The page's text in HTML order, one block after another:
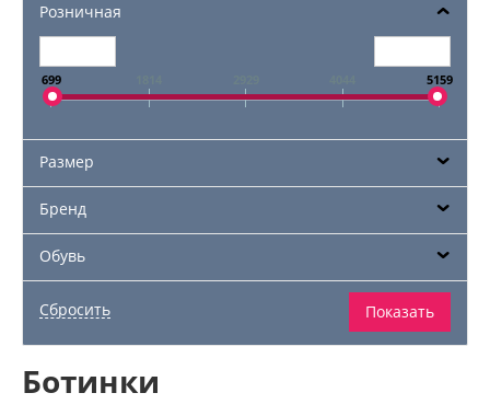
Розничная
699 5159
Размер
Бренд
Обувь
Ботинки